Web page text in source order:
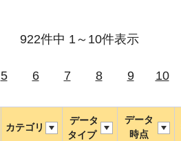
922件中 1～10件表示
5 6 7 8 9 10
カテゴリ
データ
タイプ
データ
時点